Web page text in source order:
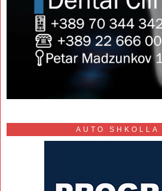
AUTO SHKOLLA